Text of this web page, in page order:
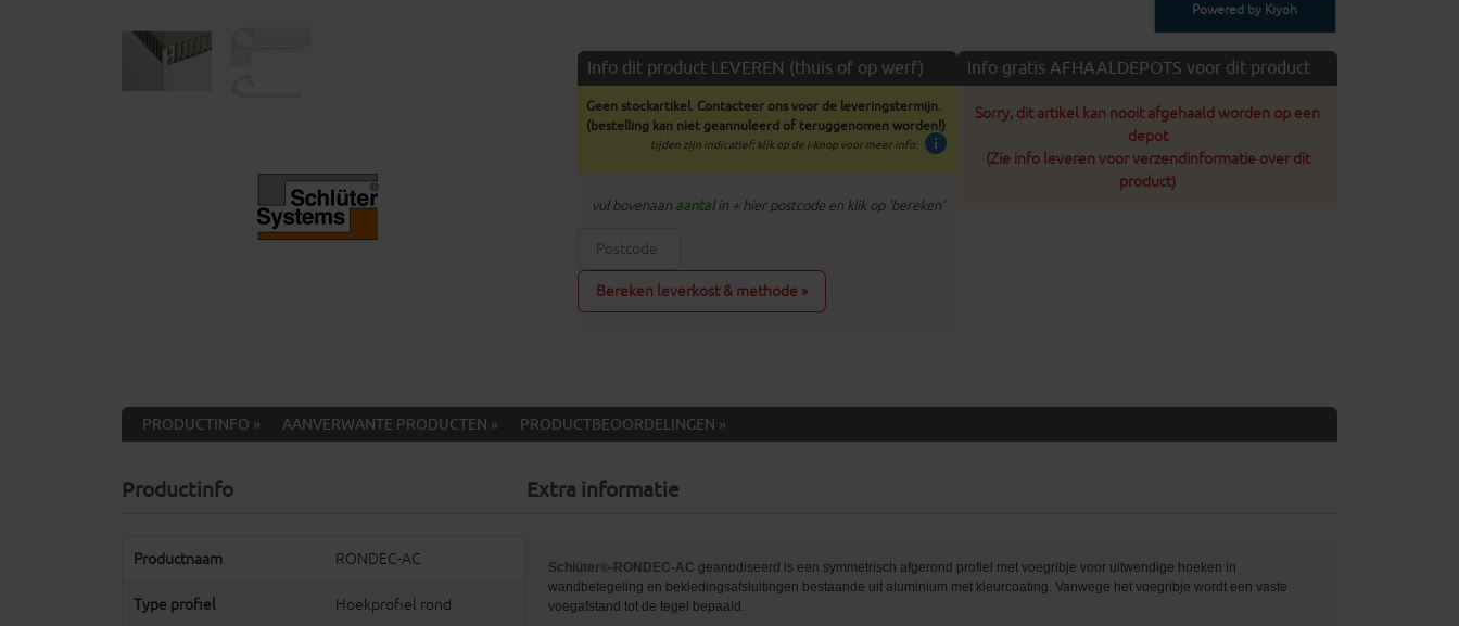
Powered by Kiyoh
Info dit product LEVEREN (thuis of op werf)
Geen stockartikel. Contacteer ons voor de leveringstermijn.
(bestelling kan niet geannuleerd of teruggenomen worden!)
info
tijden zijn indicatief; klik op de i-knop voor meer info:
vul bovenaan aantalin + hier postcode en klik op 'bereken'
Bereken leverkost & methode »
Info gratis AFHAALDEPOTS voor dit product
Sorry, dit artikel kan nooit afgehaald worden op een
depot
(Zie info leveren voor verzendinformatie over dit
product)
PRODUCTINFO » AANVERWANTE PRODUCTEN » PRODUCTBEOORDELINGEN »
Productinfo
Productnaam RONDEC-AC
Type profiel Hoekprofiel rond
Extra informatie
Schlüter®-RONDEC-AC geanodiseerd is een symmetrisch afgerond profiel met voegribje voor uitwendige hoeken in
wandbetegeling en bekledingsafsluitingen bestaande uit aluminium met kleurcoating. Vanwege het voegribje wordt een vaste
voegafstand tot de tegel bepaald.